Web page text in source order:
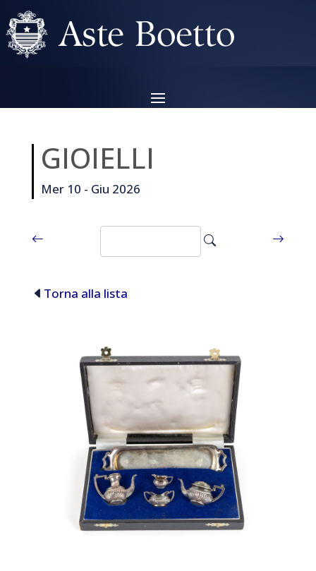
GIOIELLI
Mer 10 - Giu 2026
Torna alla lista